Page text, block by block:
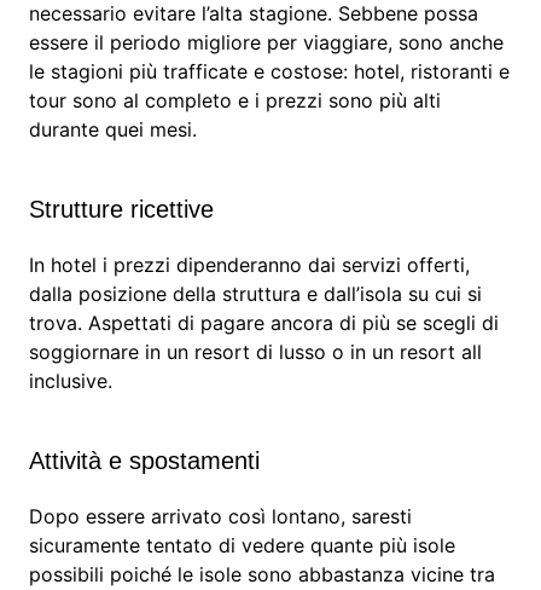
necessario evitare l’alta stagione. Sebbene possa
essere il periodo migliore per viaggiare, sono anche
le stagioni più trafficate e costose: hotel, ristoranti e
tour sono al completo e i prezzi sono più alti
durante quei mesi.
Strutture ricettive
In hotel i prezzi dipenderanno dai servizi offerti,
dalla posizione della struttura e dall’isola su cui si
trova. Aspettati di pagare ancora di più se scegli di
soggiornare in un resort di lusso o in un resort all
inclusive.
Attività e spostamenti
Dopo essere arrivato così lontano, saresti
sicuramente tentato di vedere quante più isole
possibili poiché le isole sono abbastanza vicine tra